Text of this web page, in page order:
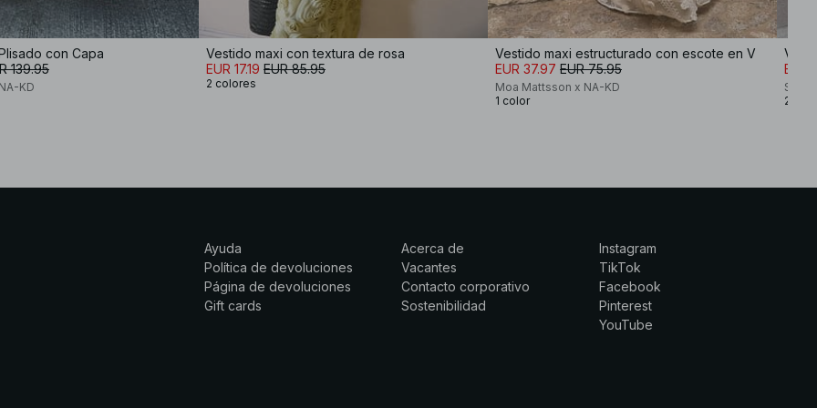
con Capa
139.95
KD
Vestido maxi con textura de rosa
EUR 17.19 EUR 85.95
2 colores
Vestido maxi estructurado con escote en V
EUR 37.97 EUR 75.95
Moa Mattsson x NA-KD
1 color
EUR
2
Ayuda
Política de devoluciones
Página de devoluciones
Gift cards
Acerca de
Vacantes
Contacto corporativo
Sostenibilidad
Instagram
TikTok
Facebook
Pinterest
YouTube